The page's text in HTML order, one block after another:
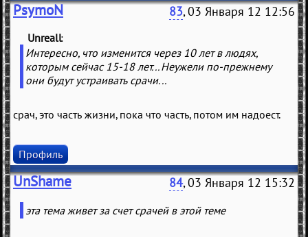
PsymoN 83, 03 Января 12 12:56
Unreall
Интересно, что изменится через 10 лет в людях,
которым сейчас 15-18 лет... Неужели по-прежнему
они будут устраивать срачи...
срач, это часть жизни, пока что часть, потом им надоест.
Профиль
UnShame 84, 03 Января 12 15:32
эта тема живет за счет срачей в этой теме